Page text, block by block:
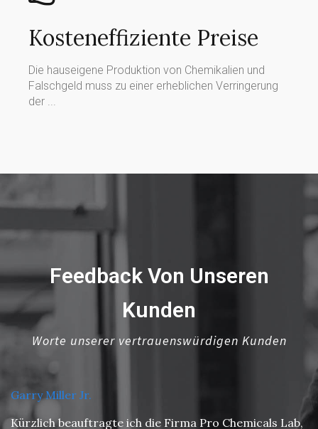
Kosteneffiziente Preise
Die hauseigene Produktion von Chemikalien und
Falschgeld muss zu einer erheblichen Verringerung
der ...
Feedback Von Unseren
Kunden
Worte unserer vertrauenswürdigen Kunden
Garry Miller Jr.
Kürzlich beauftragte ich die Firma Pro Chemicals Lab,